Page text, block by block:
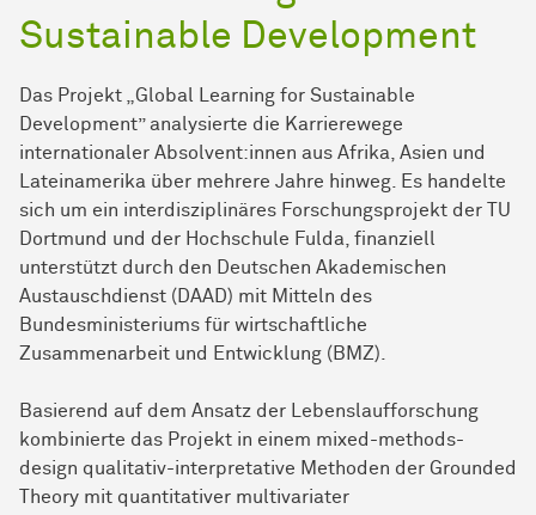
Sustainable Development
Das Projekt „Global Learning for Sustainable
Development” analysierte die Karrierewege
internationaler Absolvent:innen aus Afrika, Asien und
Lateinamerika über mehrere Jahre hinweg. Es handelte
sich um ein interdisziplinäres Forschungsprojekt der TU
Dortmund und der Hochschule Fulda, finanziell
unterstützt durch den Deutschen Akademischen
Austauschdienst (DAAD) mit Mitteln des
Bundesministeriums für wirtschaftliche
Zusammenarbeit und Entwicklung (BMZ).
Basierend auf dem Ansatz der Lebenslaufforschung
kombinierte das Projekt in einem mixed-methods-
design qualitativ-interpretative Methoden der Grounded
Theory mit quantitativer multivariater